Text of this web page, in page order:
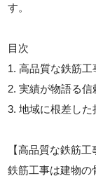
す。
目次
1. 高品質な鉄筋
2. 実績が物語る
3. 地域に根差し
【高品質な鉄筋
鉄筋工事は建物の